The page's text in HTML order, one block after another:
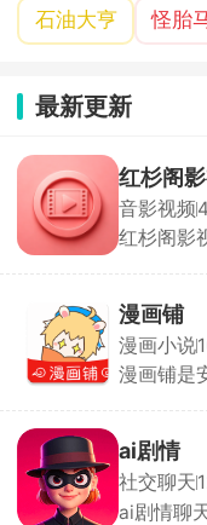
石油大亨
怪胎
最新更新
红杉阁
音影视频
红杉阁影
精品短剧
用户的观
视内置流
顺滑不卡
漫画铺
漫画小说
漫画铺是
手动书签
收藏追更
画必备。
ai剧情
社交聊天
ai剧情聊